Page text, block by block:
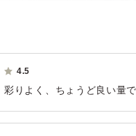
4.5
彩りよく、ちょうど良い量
す。